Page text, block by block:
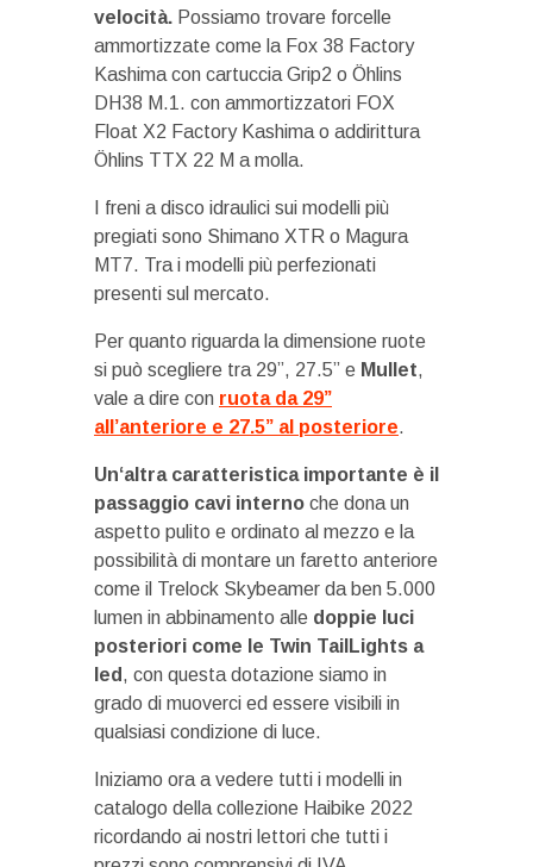
velocità. Possiamo trovare forcelle
ammortizzate come la Fox 38 Factory
Kashima con cartuccia Grip2 o Öhlins
DH38 M.1. con ammortizzatori FOX
Float X2 Factory Kashima o addirittura
Öhlins TTX 22 M a molla.
I freni a disco idraulici sui modelli più
pregiati sono Shimano XTR o Magura
MT7. Tra i modelli più perfezionati
presenti sul mercato.
Per quanto riguarda la dimensione ruote
si può scegliere tra 29”, 27.5” e Mullet,
vale a dire con ruota da 29”
all’anteriore e 27.5” al posteriore.
Un‘altra caratteristica importante è il
passaggio cavi interno che dona un
aspetto pulito e ordinato al mezzo e la
possibilità di montare un faretto anteriore
come il Trelock Skybeamer da ben 5.000
lumen in abbinamento alle doppie luci
posteriori come le Twin TailLights a
led , con questa dotazione siamo in
grado di muoverci ed essere visibili in
qualsiasi condizione di luce.
Iniziamo ora a vedere tutti i modelli in
catalogo della collezione Haibike 2022
ricordando ai nostri lettori che tutti i